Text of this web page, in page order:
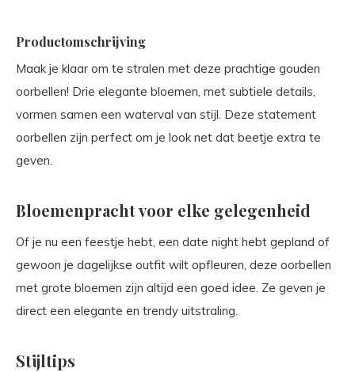
Productomschrijving
Maak je klaar om te stralen met deze prachtige gouden
oorbellen! Drie elegante bloemen, met subtiele details,
vormen samen een waterval van stijl. Deze statement
oorbellen zijn perfect om je look net dat beetje extra te
geven.
Bloemenpracht voor elke gelegenheid
Of je nu een feestje hebt, een date night hebt gepland of
gewoon je dagelijkse outfit wilt opfleuren, deze oorbellen
met grote bloemen zijn altijd een goed idee. Ze geven je
direct een elegante en trendy uitstraling.
Stijltips